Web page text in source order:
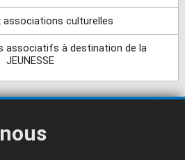
associations culturelles
associatifs à destination de la
JEUNESSE